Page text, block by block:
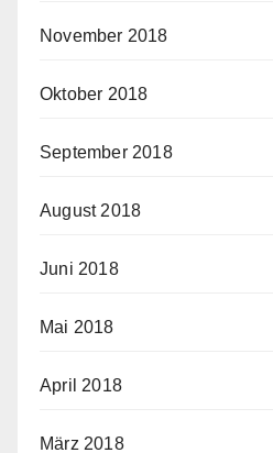
November 2018
Oktober 2018
September 2018
August 2018
Juni 2018
Mai 2018
April 2018
März 2018